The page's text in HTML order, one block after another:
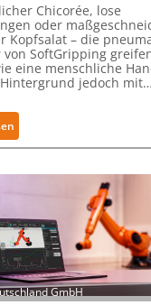
Chicorée, lose
oder
Kopfsalat – die
SoftGripping
eine menschliche
jedoch
S
i
b
l
e
F
GmbH